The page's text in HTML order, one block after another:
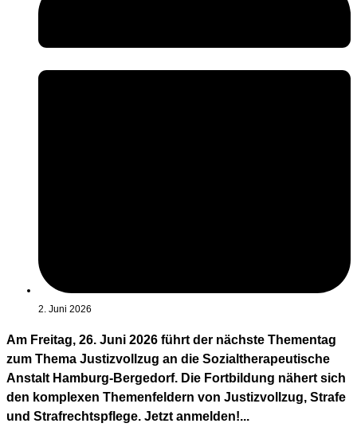
2. Juni 2026
Am Freitag, 26. Juni 2026 führt der nächste Thementag
zum Thema Justizvollzug an die Sozialtherapeutische
Anstalt Hamburg-Bergedorf. Die Fortbildung nähert sich
den komplexen Themenfeldern von Justizvollzug, Strafe
und Strafrechtspflege. Jetzt anmelden!...